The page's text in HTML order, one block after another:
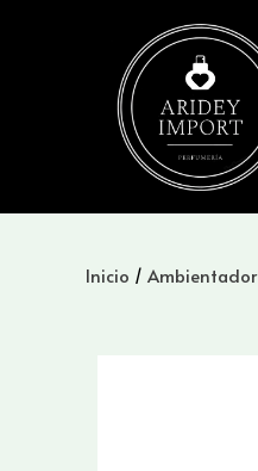
Inicio / Ambientador